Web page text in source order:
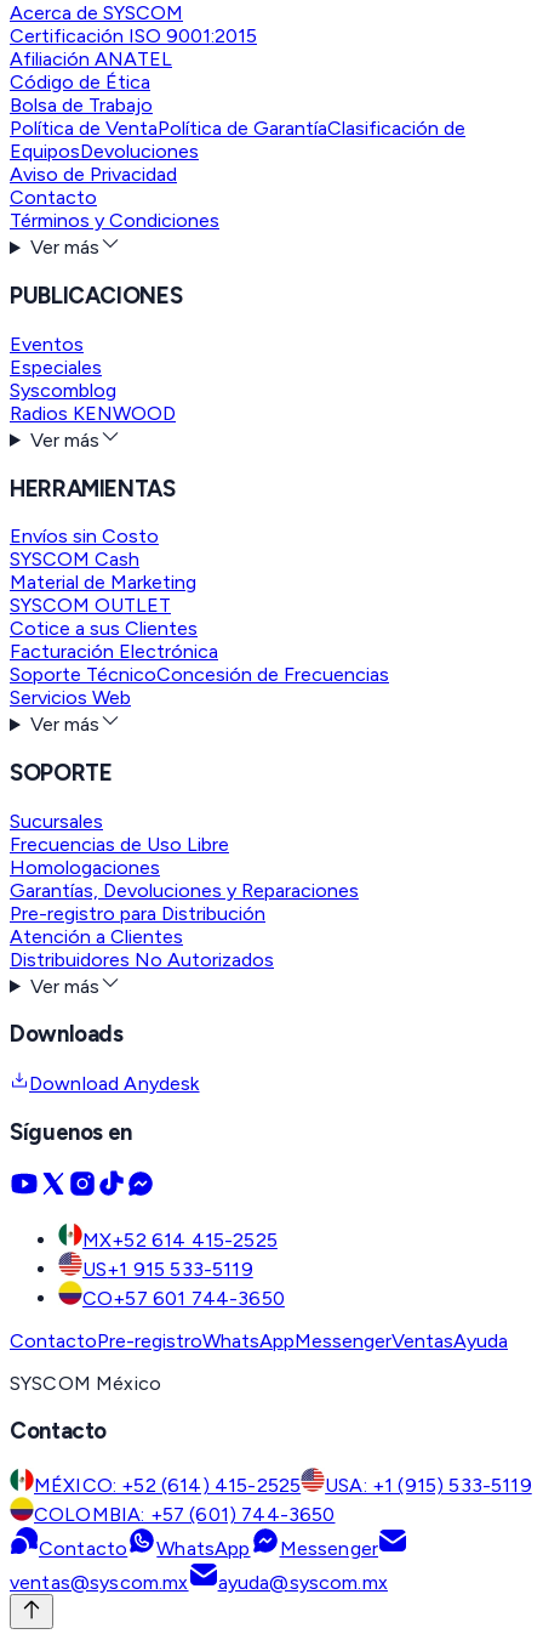
Acerca de SYSCOM
Certificación ISO 9001:2015
Afiliación ANATEL
Código de Ética
Bolsa de Trabajo
Política de VentaPolítica de GarantíaClasificación de
EquiposDevoluciones
Aviso de Privacidad
Contacto
Términos y Condiciones
Ver más
PUBLICACIONES
Eventos
Especiales
Syscomblog
Radios KENWOOD
Ver más
HERRAMIENTAS
Envíos sin Costo
SYSCOM Cash
Material de Marketing
SYSCOM OUTLET
Cotice a sus Clientes
Facturación Electrónica
Soporte TécnicoConcesión de Frecuencias
Servicios Web
Ver más
SOPORTE
Sucursales
Frecuencias de Uso Libre
Homologaciones
Garantías, Devoluciones y Reparaciones
Pre-registro para Distribución
Atención a Clientes
Distribuidores No Autorizados
Ver más
Downloads
Download Anydesk
Síguenos en
MX+52 614 415-2525
US+1 915 533-5119
CO+57 601 744-3650
ContactoPre-registroWhatsAppMessengerVentasAyuda
SYSCOM México
Contacto
MÉXICO: +52 (614) 415-2525
USA: +1 (915) 533-5119
COLOMBIA: +57 (601) 744-3650
Contacto
WhatsApp
Messenger
ventas@syscom.mx
ayuda@syscom.mx